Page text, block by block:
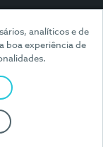
analíticos e de
boa experiência de